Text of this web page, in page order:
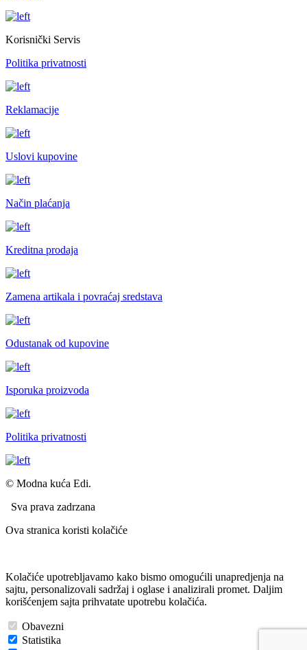
Korisnički Servis
Politika privatnosti
Reklamacije
Uslovi kupovine
Način plaćanja
Kreditna prodaja
Zamena artikala i povraćaj sredstava
Odustanak od kupovine
Isporuka proizvoda
Politika privatnosti
© Modna kuća Edi.
Sva prava zadrzana
Ova stranica koristi kolačiće
Kolačiće upotrebljavamo kako bismo omogućili unapredjenja na
sajtu, personalizovali sadržaj i oglase i analizirali promet. Daljim
korišćenjem sajta prihvatate upotrebu kolačića.
Obavezni
Statistika